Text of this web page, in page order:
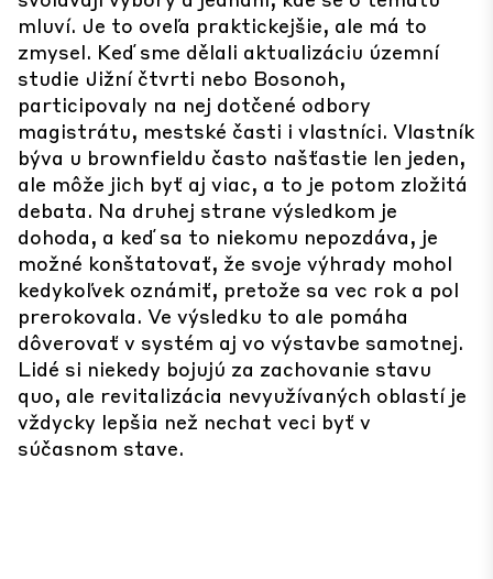
mluví. Je to oveľa praktickejšie, ale má to
zmysel. Keď sme dělali aktualizáciu územní
studie Jižní čtvrti nebo Bosonoh,
participovaly na nej dotčené odbory
magistrátu, mestské časti i vlastníci. Vlastník
býva u brownfieldu často našťastie len jeden,
ale môže jich byť aj viac, a to je potom zložitá
debata. Na druhej strane výsledkom je
dohoda, a keď sa to niekomu nepozdáva, je
možné konštatovať, že svoje výhrady mohol
kedykoľvek oznámiť, pretože sa vec rok a pol
prerokovala. Ve výsledku to ale pomáha
dôverovať v systém aj vo výstavbe samotnej.
Lidé si niekedy bojujú za zachovanie stavu
quo, ale revitalizácia nevyužívaných oblastí je
vždycky lepšia než nechat veci byť v
súčasnom stave.